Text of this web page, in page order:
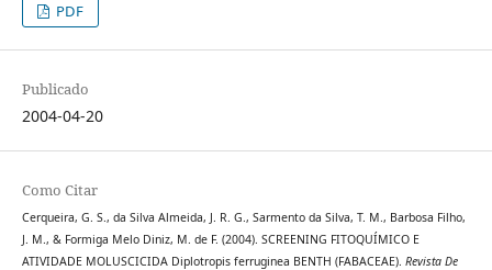
PDF
Publicado
2004-04-20
Como Citar
Cerqueira, G. S., da Silva Almeida, J. R. G., Sarmento da Silva, T. M., Barbosa Filho,
J. M., & Formiga Melo Diniz, M. de F. (2004). SCREENING FITOQUÍMICO E
ATIVIDADE MOLUSCICIDA Diplotropis ferruginea BENTH (FABACEAE). Revista De